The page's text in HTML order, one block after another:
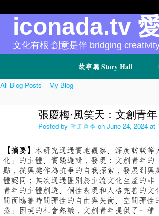
故事廳 Story Hall
iconada.tv
文化有根 創意是伴 bridging
All Blog Posts My Blog
張慶梅·風笑天：文創青
Posted by 青工哲學 on June 24, 2024 at
【摘要】 本研究通過實地觀察、深度訪談
化」的主體、實踐邏輯，發現：文創青年
點，從興趣作為抗爭的自我探索，發展到
體認同；其次通過區別於主流文化生產的
青年的主體創造、個性表現和人格完善的
間面臨著時間彈性的自由與失衡、空間彈
捲」困境的社會熱議，文創青年提供了一